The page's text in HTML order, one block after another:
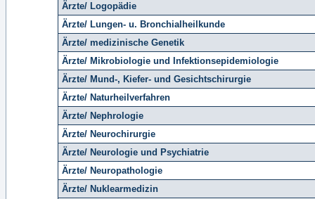
Ärzte/ Logopädie
Ärzte/ Lungen- u. Bronchialheilkunde
Ärzte/ medizinische Genetik
Ärzte/ Mikrobiologie und Infektionsepidemiologie
Ärzte/ Mund-, Kiefer- und Gesichtschirurgie
Ärzte/ Naturheilverfahren
Ärzte/ Nephrologie
Ärzte/ Neurochirurgie
Ärzte/ Neurologie und Psychiatrie
Ärzte/ Neuropathologie
Ärzte/ Nuklearmedizin